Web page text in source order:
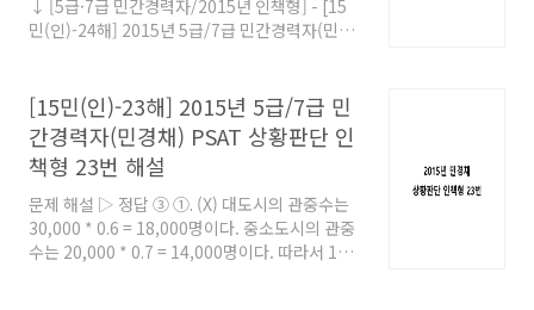
라 서로 다른 주에 있다고 생각해 볼 수 있다. 이
를 달력으로 표시해보면 다음과 같다. 즉, 7월 31
↓ [5급·7급 민간경력자/2015년 인책형] - [15
민(인)-24해] 2015년 5급/7급 민간경력자(민경
채) PSAT 상황판단 인책형 24번 해설 문제 해설
▷ 정답 ⑤ 마지막 월요일이 네 번째 월요일이고,
마지막 금요일이 네 번째 금요일이라면, 7월은 월
요일부터 금요일까지 모두 갖추고 있는 주가 4주
만 존재한다는 것을 우선 생각할 수
topgemstone.co.kr
[15민(인)-23해] 2015년 5급/7급 민
간경력자(민경채) PSAT 상황판단 인
책형 23번 해설
문제 해설 ▷ 정답 ③ ①. (X) 대도시의 관중수는
30,000 * 0.6 = 18,000명이다. 중소도시의 관중
수는 20,000 * 0.7 = 14,000명이다. 따라서 1일